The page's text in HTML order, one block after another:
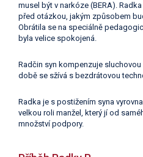
musel být v narkóze (BERA).
před otázkou, jakým způsobem
Obrátila se na speciálně
byla velice spokojená.
Radčin syn kompenzuje
době se sžívá s bezdrátovou
Radka je s postižením syna
velkou roli manžel, který jí od
množství podpory.